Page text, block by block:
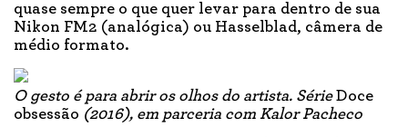
quase sempre o que quer levar para dentro de sua
Nikon FM2 (analógica) ou Hasselblad, câmera de
médio formato.
O gesto é para abrir os olhos do artista. SérieDoce
obsessão (2016), em parceria com Kalor Pacheco